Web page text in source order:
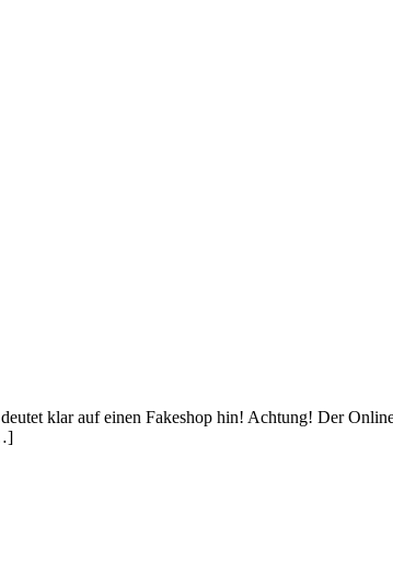
klar auf einen Fakeshop hin! Achtung! Der